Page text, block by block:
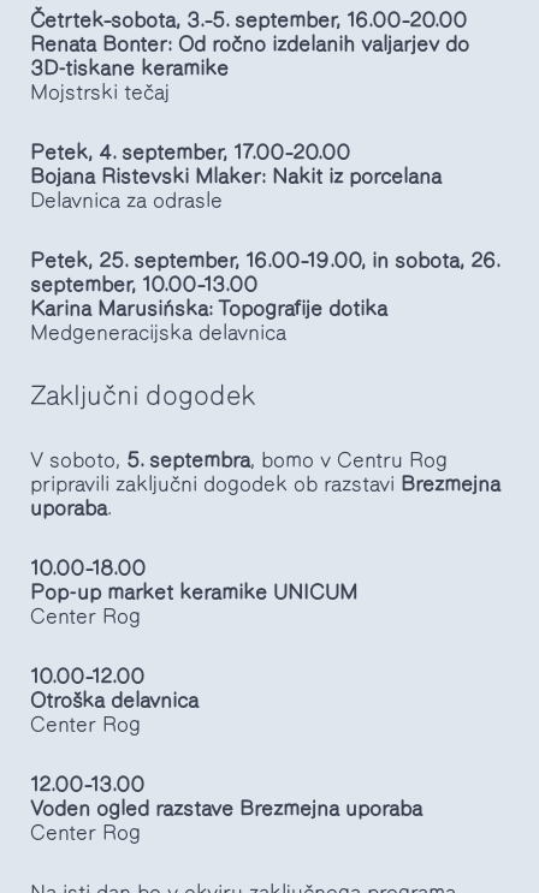
Četrtek–sobota, 3.–5. september, 16.00–20.00
Renata Bonter: Od ročno izdelanih valjarjev do
3D-tiskane keramike
Mojstrski tečaj
Petek, 4. september, 17.00–20.00
Bojana Ristevski Mlaker: Nakit iz porcelana
Delavnica za odrasle
Petek, 25. september, 16.00–19.00, in sobota, 26.
september, 10.00–13.00
Karina Marusińska: Topografije dotika
Medgeneracijska delavnica
Zaključni dogodek
V soboto, 5. septembra, bomo v Centru Rog
pripravili zaključni dogodek ob razstavi Brezmejna
uporaba.
10.00–18.00
Pop-up market keramike UNICUM
Center Rog
10.00–12.00
Otroška delavnica
Center Rog
12.00–13.00
Voden ogled razstave Brezmejna uporaba
Center Rog